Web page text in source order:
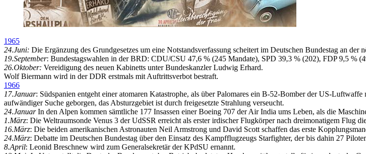
1965
24.Juni: Die Ergänzung des Grundgesetzes um eine Notstandsverfassung scheitert im Deutschen Bundestag an der
19.September: Bundestagswahlen in der BRD: CDU/CSU 47,6 % (245 Mandate), SPD 39,3 % (202), FDP 9,5 %
26.Oktober: Vereidigung des neuen Kabinetts unter Bundeskanzler Ludwig Erhard.
Wolf Biermann wird in der DDR erstmals mit Auftrittsverbot bestraft.
1966
17.Januar: Südspanien entgeht einer atomaren Katastrophe, als über Palomares ein B-52-Bomber der US-
aufwändiger Suche geborgen, das Absturzgebiet ist durch freigesetzte Strahlung verseucht.
24.JanuarIn den Alpen kommen sämtliche 177 Insassen einer Boeing 707 der Air India ums Leben, als die
1.März: Die Weltraumsonde Venus 3 der UdSSR erreicht als erster irdischer Flugkörper nach dreimonatigem Flug
16.März: Die beiden amerikanischen Astronauten Neil Armstrong und David Scott schaffen das erste
24.März: Debatte im Deutschen Bundestag über den Einsatz des Kampfflugzeugs Starfighter, der bis dahin 27
8.April: Leonid Breschnew wird zum Generalsekretär der KPdSU ernannt.